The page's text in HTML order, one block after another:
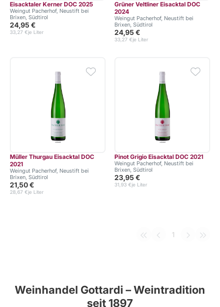
Eisacktaler Kerner DOC 2025
Weingut Pacherhof, Neustift bei
Brixen, Südtirol
24,95 €
je Liter
33,27 €
Grüner Veltliner Eisacktal DOC
2024
Weingut Pacherhof, Neustift bei
Brixen, Südtirol
24,95 €
je Liter
33,27 €
Müller Thurgau Eisacktal DOC
2021
Weingut Pacherhof, Neustift bei
Brixen, Südtirol
21,50 €
je Liter
28,67 €
Pinot Grigio Eisacktal DOC 2021
Weingut Pacherhof, Neustift bei
Brixen, Südtirol
23,95 €
je Liter
31,93 €
1
Weinhandel Gottardi – Weintradition
seit 1897